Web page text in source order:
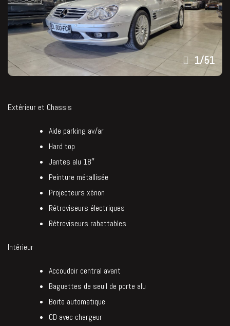
1/51
Extérieur et Chassis
Aide parking av/ar
Hard top
Jantes alu 18″
Peinture métallisée
Projecteurs xénon
Rétroviseurs électriques
Rétroviseurs rabattables
Intérieur
Accoudoir central avant
Baguettes de seuil de porte alu
Boite automatique
CD avec chargeur